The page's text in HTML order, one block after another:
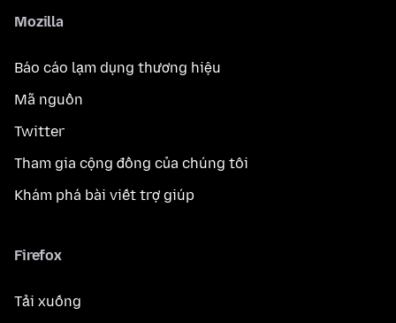
Mozilla
Báo cáo lạm dụng thương hiệu
Mã nguồn
Twitter
Tham gia cộng đồng của chúng tôi
Khám phá bài viết trợ giúp
Firefox
Tải xuống